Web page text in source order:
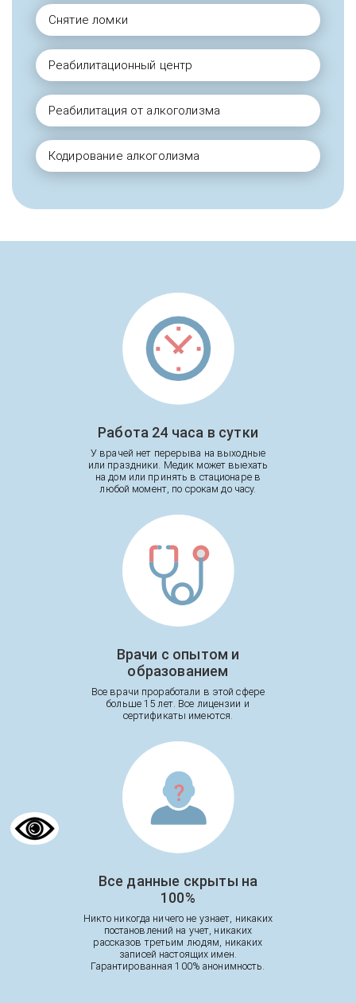
Снятие ломки
Реабилитационный центр
Реабилитация от алкоголизма
Кодирование алкоголизма
Работа 24 часа в сутки
У врачей нет перерыва на выходные
или праздники. Медик может выехать
на дом или принять в стационаре в
любой момент, по срокам до часу.
Врачи с опытом и
образованием
Все врачи проработали в этой сфере
больше 15 лет. Все лицензии и
сертификаты имеются.
Все данные скрыты на
100%
Никто никогда ничего не узнает, никаких
постановлений на учет, никаких
рассказов третьим людям, никаких
записей настоящих имен.
Гарантированная 100% анонимность.